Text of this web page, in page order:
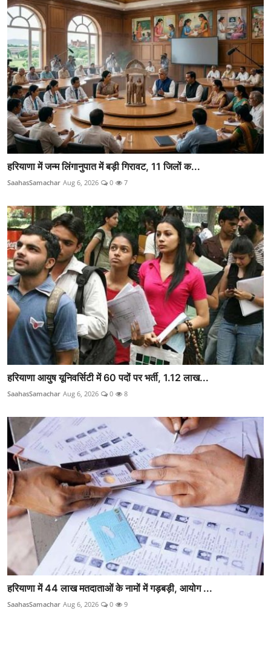
हरियाणा में जन्म लिंगानुपात में बड़ी गिरावट, 11 जिलों क...
SaahasSamachar Aug 6, 2026 0 7
हरियाणा आयुष यूनिवर्सिटी में 60 पदों पर भर्ती, 1.12 लाख...
SaahasSamachar Aug 6, 2026 0 8
हरियाणा में 44 लाख मतदाताओं के नामों में गड़बड़ी, आयोग ...
SaahasSamachar Aug 6, 2026 0 9